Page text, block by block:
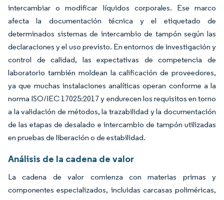
intercambiar o modificar líquidos corporales. Ese marco
afecta la documentación técnica y el etiquetado de
determinados sistemas de intercambio de tampón según las
declaraciones y el uso previsto. En entornos de investigación y
control de calidad, las expectativas de competencia de
laboratorio también moldean la calificación de proveedores,
ya que muchas instalaciones analíticas operan conforme a la
norma ISO/IEC 17025:2017 y endurecen los requisitos en torno
a la validación de métodos, la trazabilidad y la documentación
de las etapas de desalado e intercambio de tampón utilizadas
en pruebas de liberación o de estabilidad.
Análisis de la cadena de valor
La cadena de valor comienza con materias primas y
componentes especializados, incluidas carcasas poliméricas,